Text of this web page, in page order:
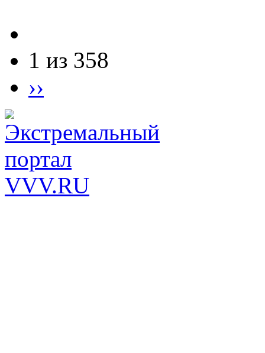
1 из 358
››